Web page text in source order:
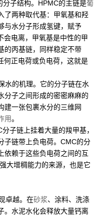
子结构。HPMC的主链是葡
了两种取代基：甲氧基和羟
与水分子形成氢键，赋予
会电离，甲氧基是中性的甲
的丙基链，同样稳定不带
何正电荷或负电荷，这就是
的机理。它的分子链在水
分子之间形成的密密麻麻的
建一张包裹水分的三维网
用。
子链上挂着大量的羧甲基，
子链带上负电荷。CMC的分
依赖于这些负电荷之间的互
大增稠能力的来源，也是它
卓越。在砂浆、涂料、洗涤
。水泥水化会释放大量钙离